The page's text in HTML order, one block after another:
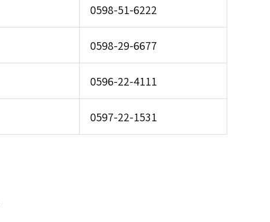
0598-51-6222
0598-29-6677
0596-22-4111
0597-22-1531